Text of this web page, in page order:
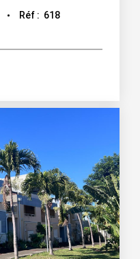
Réf : 618